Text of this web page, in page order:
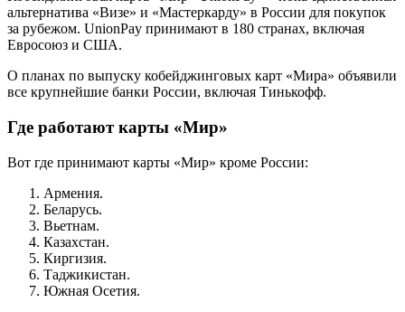
альтернатива «Визе» и «Мастеркарду» в России для покупок
за рубежом. UnionPay принимают в 180 странах, включая
Евросоюз и США.
О планах по выпуску кобейджинговых карт «Мира» объявили
все крупнейшие банки России, включая Тинькофф.
Где работают карты «Мир»
Вот где принимают карты «Мир» кроме России:
Армения.
Беларусь.
Вьетнам.
Казахстан.
Киргизия.
Таджикистан.
Южная Осетия.